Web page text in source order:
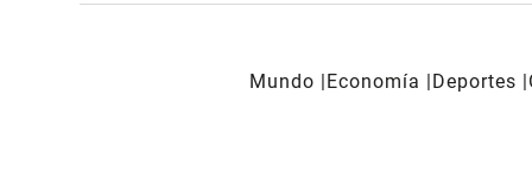
Mundo Economía Deportes